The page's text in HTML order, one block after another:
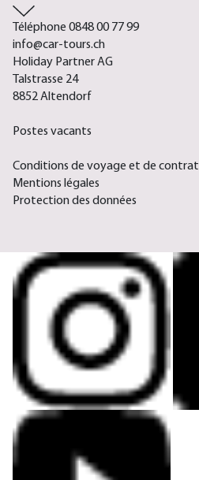
Téléphone 0848 00 77 99
info@car-tours.ch
Holiday Partner AG
Talstrasse 24
8852 Altendorf
Postes vacants
Conditions de voyage et de contrat
Mentions légales
Protection des données